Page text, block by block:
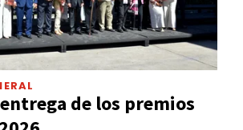
de los premios